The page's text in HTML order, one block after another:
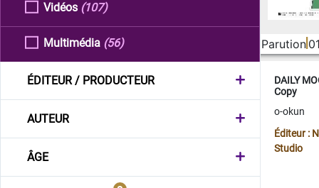
Vidéos (107)
Multimédia (56)
ÉDITEUR / PRODUCTEUR
AUTEUR
ÂGE
Parution
DAILY
Copy
o-okun
Éditeur :
Studio